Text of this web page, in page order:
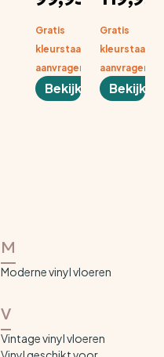
Gratis
kleurstaal
aanvragen
Bekijken
Gratis
kleurstaal
aanvragen
Bekijken
M
Moderne vinyl vloeren
V
Vintage vinyl vloeren